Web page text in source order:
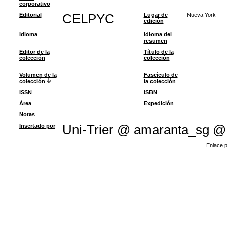
corporativo
Editorial
CELPYC
Lugar de
edición
Nueva York
Idioma
Idioma del
resumen
Editor de la
colección
Título de la
colección
Volumen de la
colección
Fascículo de
la colección
ISSN
ISBN
Área
Expedición
Notas
Insertado por
Uni-Trier @ amaranta_sg @
Enlace